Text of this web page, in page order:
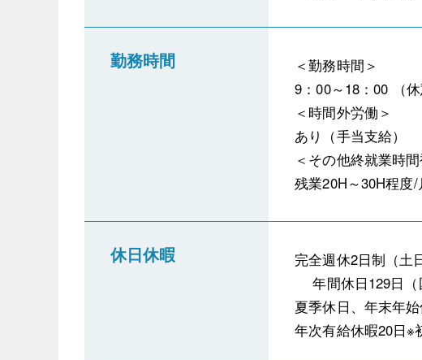
勤務時間
＜勤務時間＞
9：00～18：00 （休
＜時間外労働＞
あり（手当支給）
＜その他終就業時
残業20H～30H程度/
休日休暇
完全週休2日制（土
年間休日129日（
夏季休日、年末年
年次有給休暇20日※